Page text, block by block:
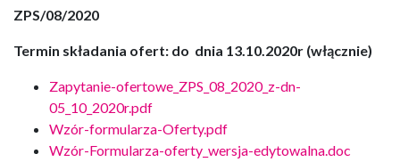
ZPS/08/2020
Termin składania ofert: do dnia 13.10.2020r (włącznie)
Zapytanie-ofertowe_ZPS_08_2020_z-dn-
05_10_2020r.pdf
Wzór-formularza-Oferty.pdf
Wzór-Formularza-oferty_wersja-edytowalna.doc